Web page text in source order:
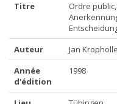
Titre
Ordre
Auteur
Jan
Année
d'édition
1998